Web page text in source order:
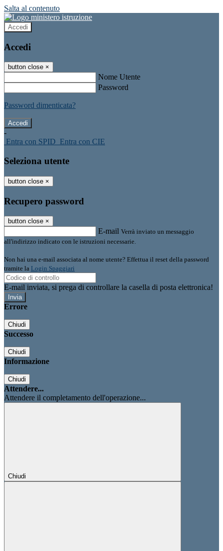
Salta al contenuto
Accedi
Accedi
button close ×
Nome Utente
Password
Password dimenticata?
-
Entra con SPID Entra con CIE
Seleziona utente
button close ×
Recupero password
button close ×
E-mail Verrà inviato un messaggio
all'indirizzo indicato con le istruzioni necessarie.
Non hai una e-mail associata al nome utente? Effettua il reset della password
tramite la Login Spaggiari
E-mail inviata, si prega di controllare la casella di posta elettronica!
Errore
Chiudi
Successo
Chiudi
Informazione
Chiudi
Attendere...
Attendere il completamento dell'operazione...
Chiudi